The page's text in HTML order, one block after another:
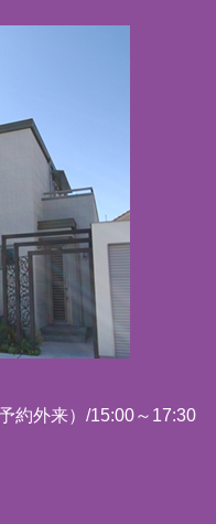
約外来）/15:00～17:30